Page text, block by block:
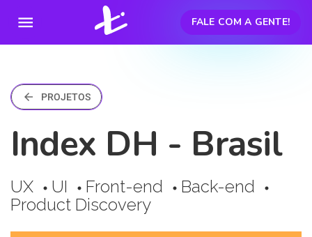
menu FALE COM A GENTE!
arrow_back PROJETOS
Index DH - Brasil
UX circle UI circle Front-end circle Back-end circle
Product Discovery